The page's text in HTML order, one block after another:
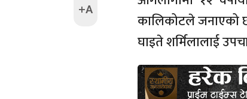
+A
कालिकोटले जनाएको
घाइते शर्मिलालाई